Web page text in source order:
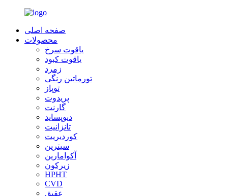
صفحه اصلی
محصولات
یاقوت سرخ
یاقوت کبود
زمرد
تورماتین رنگی
توپاز
پریدوت
گارنت
دیوپساید
تانزانیت
کوردیریت
سیترین
آکوامارین
زیرکون
HPHT
CVD
عقیق